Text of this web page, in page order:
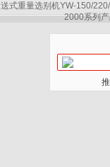
式重量选别机YW-150/
2000系列